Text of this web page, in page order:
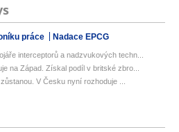
práce Nadace EPCG
interceptorů a nadzvukových techn...
na Západ. Získal podíl v britské zbro...
V Česku nyní rozhoduje ...